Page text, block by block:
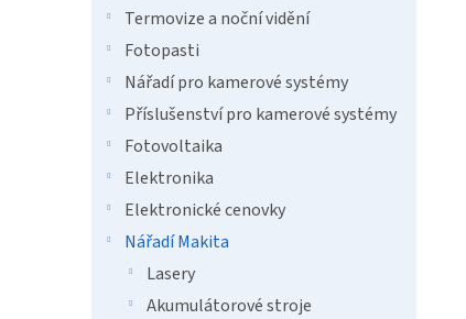
Termovize a noční vidění
Fotopasti
Nářadí pro kamerové systémy
Příslušenství pro kamerové systémy
Fotovoltaika
Elektronika
Elektronické cenovky
Nářadí Makita
Lasery
Akumulátorové stroje